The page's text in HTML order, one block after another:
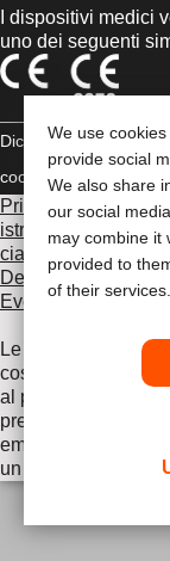
We use
provide social
We also share
our social
may combine it
provided to
of their services.
I dispositivi medici
uno dei seguenti
Dichiarazione di
cookie Compliance
Prima di utilizzare
istruzioni d'uso
ciascun prodotto,
Descrizione,
Eventi avversi e
Le informazioni
costituiscono un
al proprio medico
presenti
emergenze. In
un medico.